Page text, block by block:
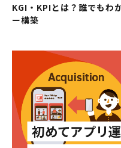
KGI・KPIとは？誰でもわ
ー構築